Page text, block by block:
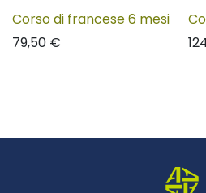
Corso di francese 6 mesi
79,50 €